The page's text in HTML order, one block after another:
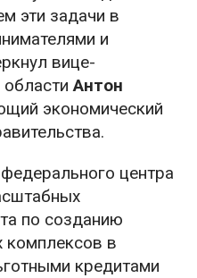
эти задачи в
и
вице-
областиАнтон
экономический
центра
по созданию
комплексов в
кредитами